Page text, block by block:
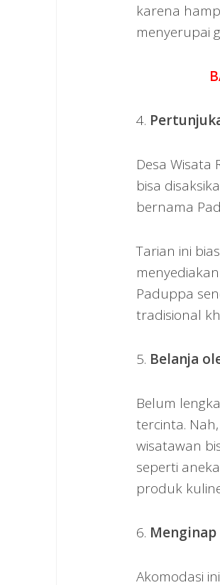
karena
menyerupai
4.
Desa Wisata
bisa
bernama
Tarian ini
Paduppa
tradisional
5. Belanja
Belum
tercinta.
wisatawan
seperti
produk
6. Menginap
Akomodasi